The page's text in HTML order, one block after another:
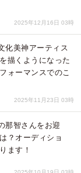
2025年12月16日 03時
化美神アーティス
描くようになった
ォーマンスでのこ
2025年11月23日 03時
那智さんをお迎
？オーディショ
ます！